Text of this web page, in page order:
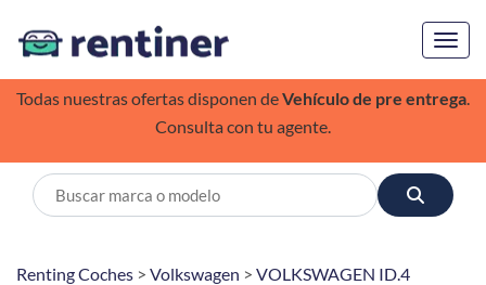
Todas nuestras ofertas disponen deVehículo de pre entrega.
Consulta con tu agente.
Renting Coches > Volkswagen > VOLKSWAGEN ID.4